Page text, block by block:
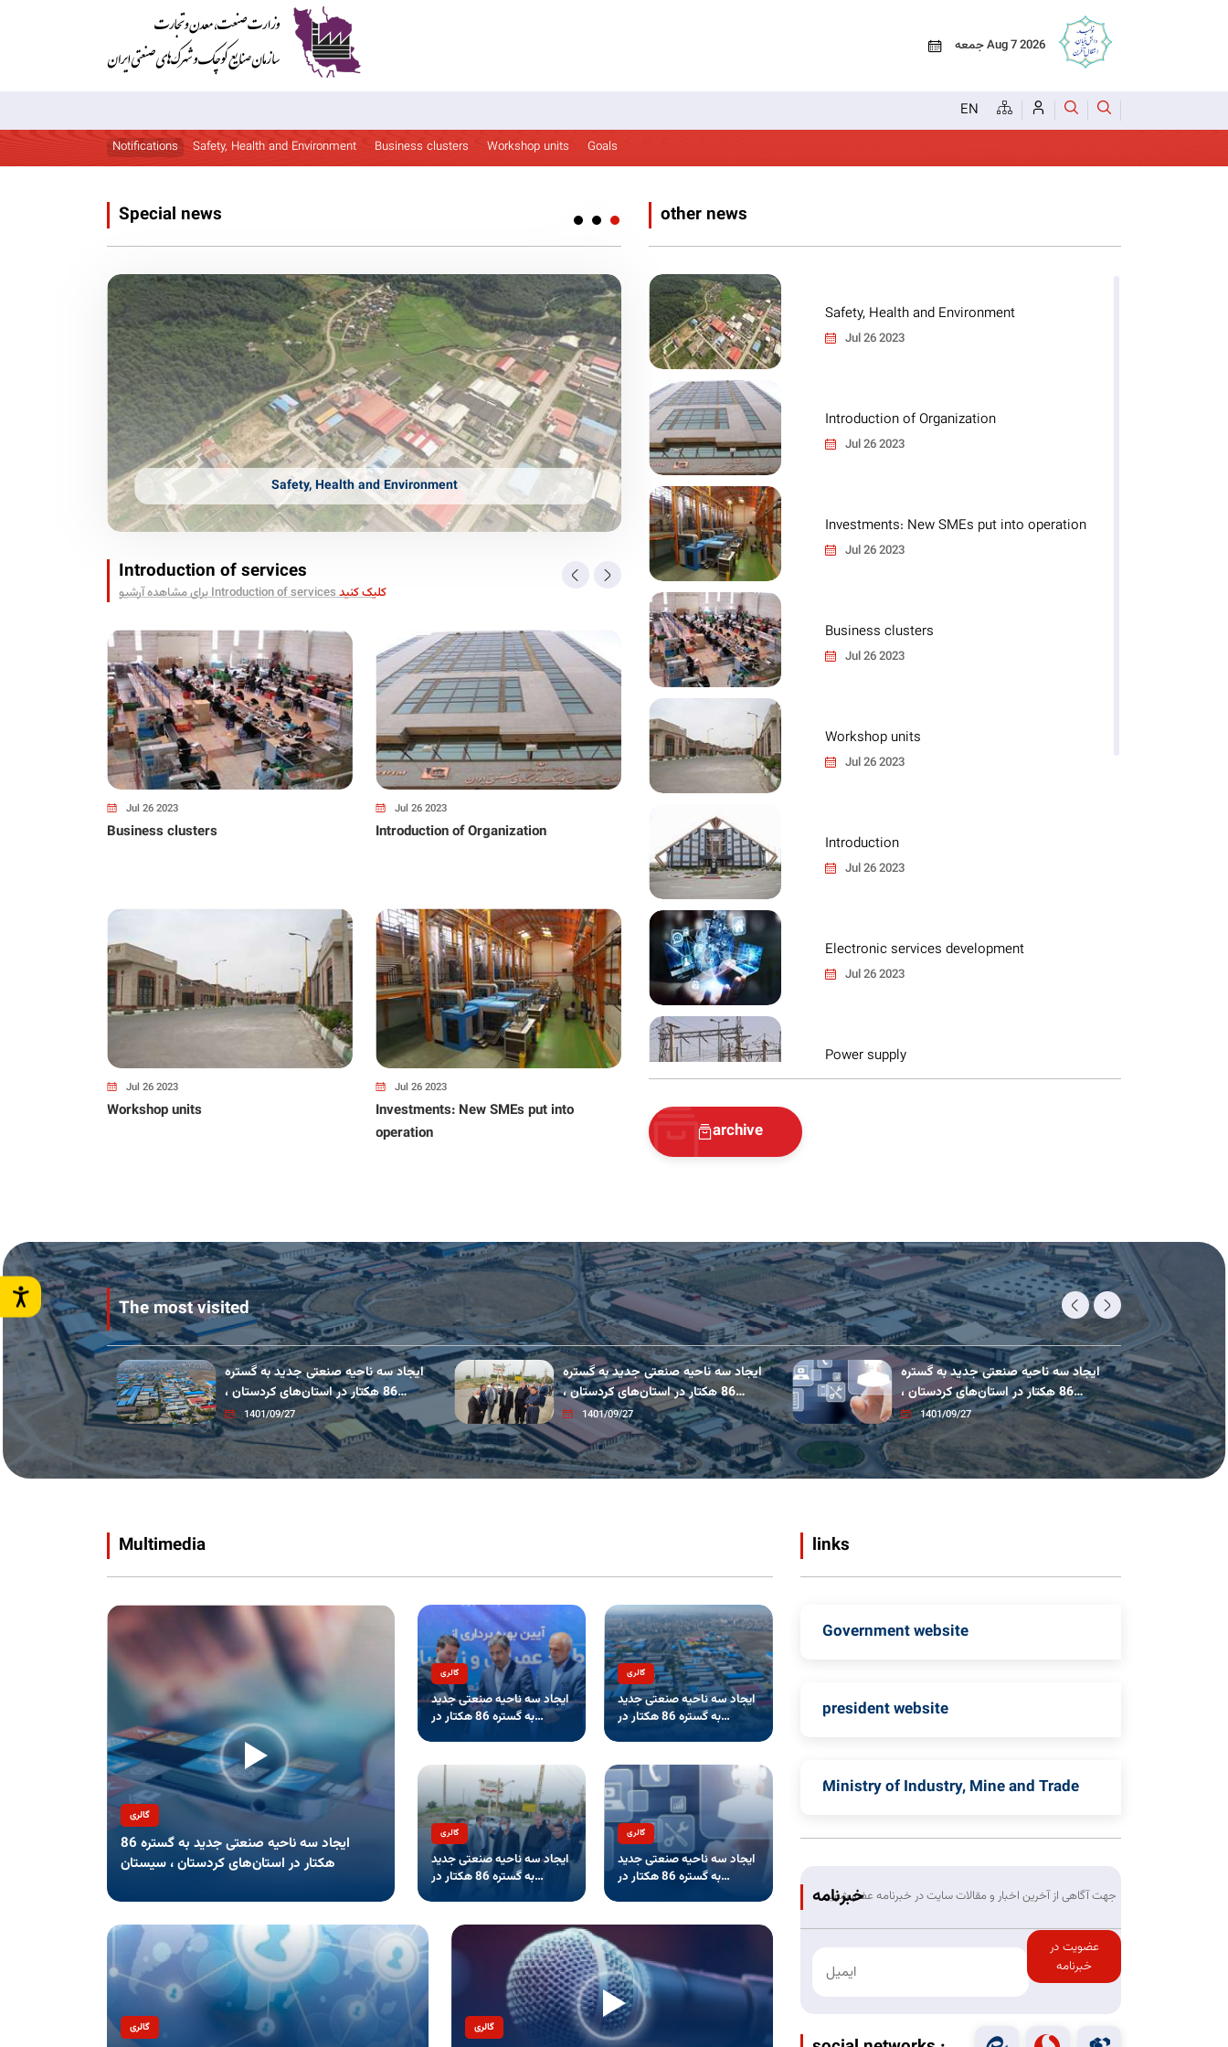
جمعه Aug 7 2026
EN
Notifications Safety, Health and Environment Business clusters Workshop units Goals
Special news
Safety, Health and Environment
Introduction of services
برای مشاهده آرشیو Introduction of servicesکلیک کنید
Jul 26 2023
Introduction of Organization
Jul 26 2023
Investments: New SMEs put into
operation
Jul 26 2023
Business clusters
Jul 26 2023
Workshop units
other news
Safety, Health and Environment
Jul 26 2023
Introduction of Organization
Jul 26 2023
Investments: New SMEs put into operation
Jul 26 2023
Business clusters
Jul 26 2023
Workshop units
Jul 26 2023
Introduction
Jul 26 2023
Electronic services development
Jul 26 2023
Power supply
Jul 26 2023
Goals
Jul 26 2023
Stagnant lands which are reclaimed
Jul 25 2023
The main carried out activities
archive
The most visited
ایجاد سه ناحیه صنعتی جدید به گستره
86 هکتار در استان‌های کردستان ،
سیستان
1401/09/27
ایجاد سه ناحیه صنعتی جدید به گستره
86 هکتار در استان‌های کردستان ،
سیستان1401/09/27
ایجاد سه ناحیه صنعتی جدید به گستره
86 هکتار در استان‌های کردستان ،
سیستان1401/09/27
ایجاد سه
Multimedia
گالری
ایجاد سه ناحیه صنعتی جدید به گستره 86
هکتار در استان‌های کردستان ، سیستان
گالری
ایجاد سه ناحیه صنعتی جدید
به گستره 86 هکتار در
گالری
ایجاد سه ناحیه صنعتی جدید
به گستره 86 هکتار در
گالری
ایجاد سه ناحیه صنعتی جدید
به گستره 86 هکتار در
گالری
ایجاد سه ناحیه صنعتی جدید
به گستره 86 هکتار در
گالری گالری
links
Government website
president website
Ministry of Industry, Mine and Trade
خبرنامه
جهت آگاهی از آخرین اخبار و مقالات سایت در خبرنامه عضو شوید
عضویت در
خبرنامه